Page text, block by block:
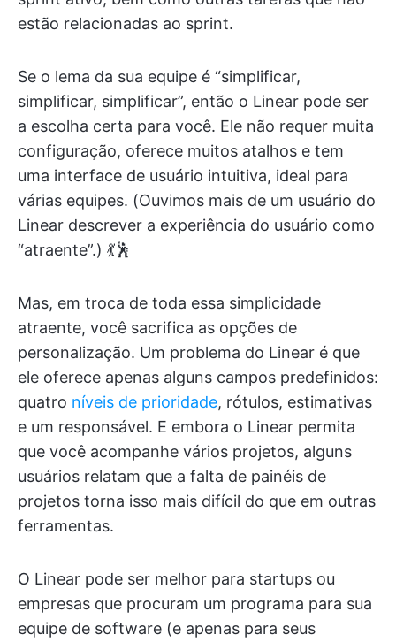
estão relacionadas ao sprint.
Se o lema da sua equipe é “simplificar,
simplificar, simplificar”, então o Linear pode ser
a escolha certa para você. Ele não requer muita
configuração, oferece muitos atalhos e tem
uma interface de usuário intuitiva, ideal para
várias equipes. (Ouvimos mais de um usuário do
Linear descrever a experiência do usuário como
“atraente”.) 💃🕺
Mas, em troca de toda essa simplicidade
atraente, você sacrifica as opções de
personalização. Um problema do Linear é que
ele oferece apenas alguns campos predefinidos:
quatro níveis de prioridade, rótulos, estimativas
e um responsável. E embora o Linear permita
que você acompanhe vários projetos, alguns
usuários relatam que a falta de painéis de
projetos torna isso mais difícil do que em outras
ferramentas.
O Linear pode ser melhor para startups ou
empresas que procuram um programa para sua
equipe de software (e apenas para seus